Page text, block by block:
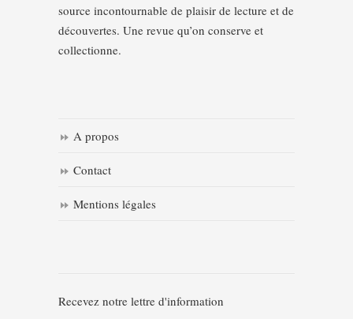
source incontournable de plaisir de lecture et de
découvertes. Une revue qu’on conserve et
collectionne.
A propos
Contact
Mentions légales
Recevez notre lettre d'information